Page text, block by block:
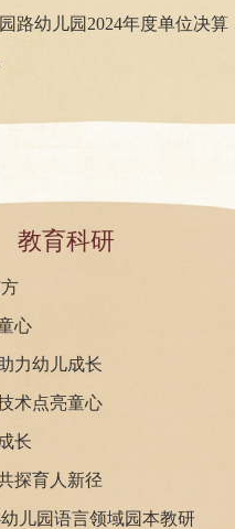
评报告
路幼儿园2024年度单位决算
教育科研
心
力幼儿成长
术点亮童心
长
探育人新径
儿园语言领域园本教研